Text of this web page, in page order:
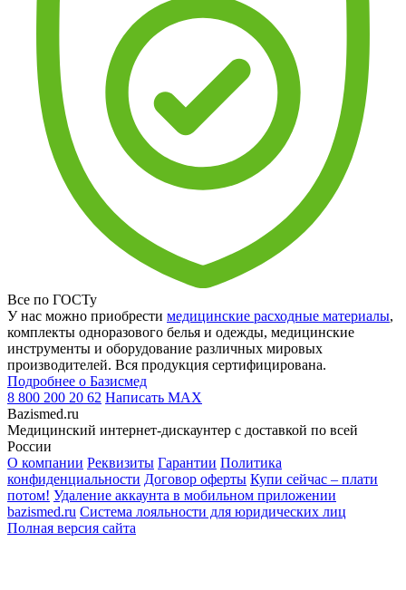
Все по ГОСТу
У нас можно приобрести медицинские расходные материалы,
комплекты одноразового белья и одежды, медицинские
инструменты и оборудование различных мировых
производителей. Вся продукция сертифицирована.
Подробнее о Базисмед
8 800 200 20 62 Написать MAX
Bazismed.ru
Медицинский интернет-дискаунтер с доставкой по всей
России
О компании Реквизиты Гарантии Политика
конфиденциальности Договор оферты Купи сейчас – плати
потом! Удаление аккаунта в мобильном приложении
bazismed.ru Система лояльности для юридических лиц
Полная версия сайта